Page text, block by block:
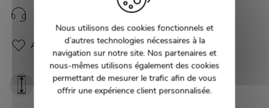
J'ai une question à propos de ce produit
Ajouter à mes coups de cœur
Hauteur :
80 cm
Diamètre :
42 cm
Nous utilisons des cookies fonctionnels et
d’autres technologies nécessaires à la
navigation sur notre site. Nos partenaires et
nous-mêmes utilisons également des cookies
permettant de mesurer le trafic afin de vous
offrir une expérience client personnalisée.